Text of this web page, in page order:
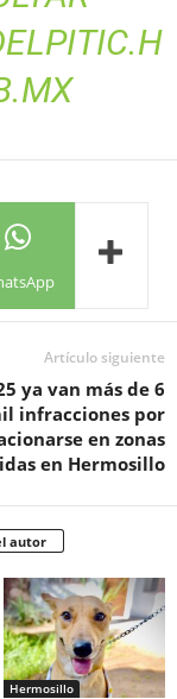
Artículo siguiente
ya van más de 6
infracciones por
en zonas
en Hermosillo
autor
Hermosillo